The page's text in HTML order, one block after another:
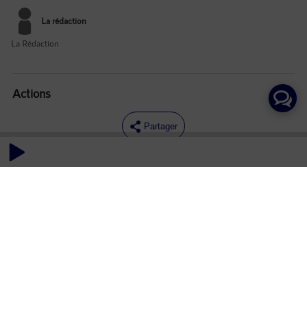
La rédaction
La Rédaction
Actions
Partager
Commentaires